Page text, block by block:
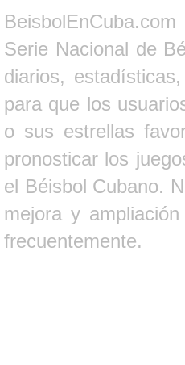
Serie Nacional de
diarios,
para que los
o sus estrellas
pronosticar los
el Béisbol Cubano.
mejora y
frecuentemente.